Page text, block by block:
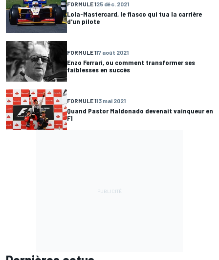
FORMULE 125 déc. 2021
Lola-Mastercard, le fiasco qui tua la carrière
d'un pilote
FORMULE 117 août 2021
Enzo Ferrari, ou comment transformer ses
faiblesses en succès
FORMULE 113 mai 2021
Quand Pastor Maldonado devenait vainqueur en
F1